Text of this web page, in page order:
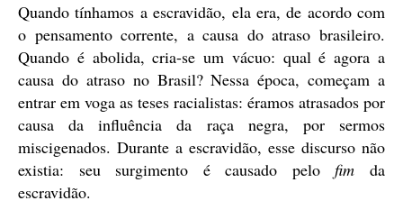
Quando tínhamos a escravidão, ela era, de acordo com
o pensamento corrente, a causa do atraso brasileiro.
Quando é abolida, cria-se um vácuo: qual é agora a
causa do atraso no Brasil? Nessa época, começam a
entrar em voga as teses racialistas: éramos atrasados por
causa da influência da raça negra, por sermos
miscigenados. Durante a escravidão, esse discurso não
existia: seu surgimento é causado pelofimda
escravidão.